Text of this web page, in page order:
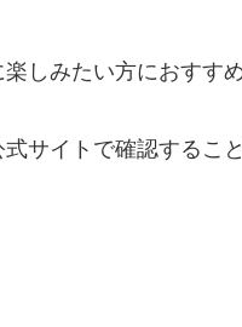
しみたい方におすす
サイトで確認するこ